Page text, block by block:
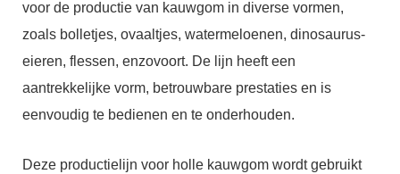
voor de productie van kauwgom in diverse vormen,
zoals bolletjes, ovaaltjes, watermeloenen, dinosaurus-
eieren, flessen, enzovoort. De lijn heeft een
aantrekkelijke vorm, betrouwbare prestaties en is
eenvoudig te bedienen en te onderhouden.
Deze productielijn voor holle kauwgom wordt gebruikt